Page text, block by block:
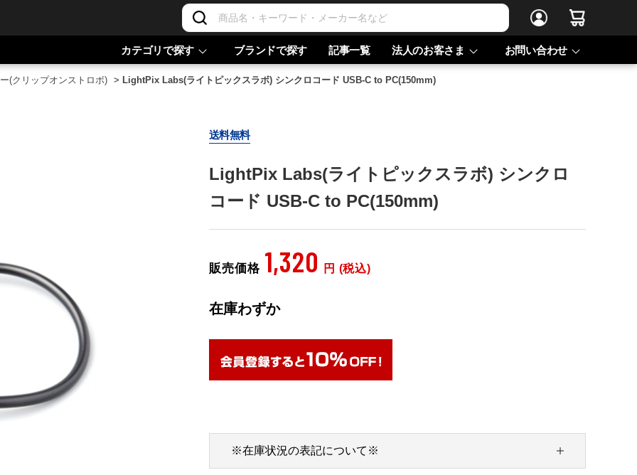
カテゴリで探す ブランドで探す 記事一覧 法人のお客さま お問い合わせ
(クリップオンストロボ) > LightPix Labs(ライトピックスラボ) シンクロコード USB-C to PC(150mm)
送料無料
LightPix Labs(ライトピックスラボ) シンクロ
コード USB-C to PC(150mm)
販売価格 1,320 円 (税込)
在庫わずか
※在庫状況の表記について※